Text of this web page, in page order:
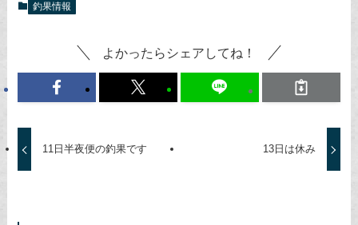
釣果情報
よかったらシェアしてね！
11日半夜便の釣果です 13日は休み